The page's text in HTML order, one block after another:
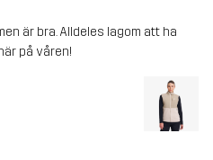
är bra. Alldeles lagom att ha
på våren!